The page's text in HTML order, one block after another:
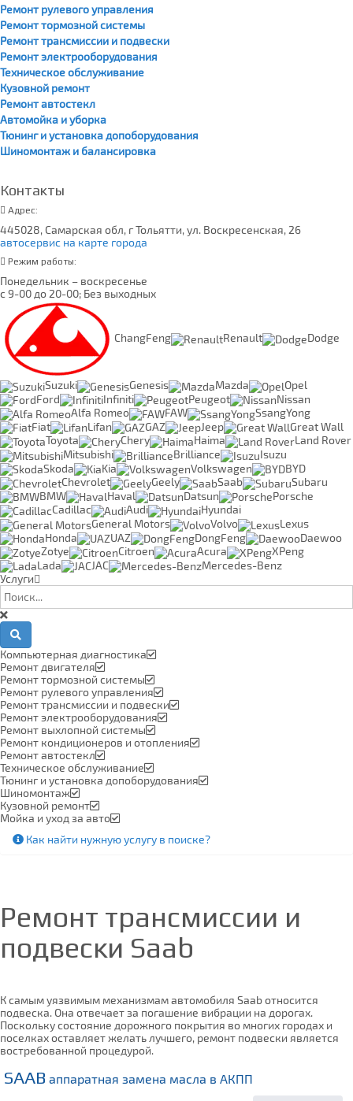
Ремонт рулевого управления
Ремонт тормозной системы
Ремонт трансмиссии и подвески
Ремонт электрооборудования
Техническое обслуживание
Кузовной ремонт
Ремонт автостекл
Автомойка и уборка
Тюнинг и установка допоборудования
Шиномонтаж и балансировка
Контакты
Адрес:
445028, Самарская обл, г Тольятти, ул. Воскресенская, 26
автосервис на карте города
Режим работы:
Понедельник – воскресенье
с 9-00 до 20-00; Без выходных
ChangFeng Renault Dodge
Suzuki Genesis Mazda
Opel
Ford
Infiniti Peugeot
Nissan
Alfa Romeo
FAW
SsangYong
Fiat
Lifan GAZ Jeep
Great Wall
Toyota
Chery Haima
Land Rover
Mitsubishi
Brilliance
Isuzu
Skoda
Kia Volkswagen
BYD
Chevrolet
Geely Saab
Subaru
BMW
Haval Datsun
Porsche
Cadillac
Audi
Hyundai
General Motors
Volvo
Lexus
Honda
UAZ DongFeng
Daewoo
Zotye
Citroen Acura
XPeng
Lada
JAC
Mercedes-Benz
Услуги
Компьютерная диагностика
Ремонт двигателя
Ремонт тормозной системы
Ремонт рулевого управления
Ремонт трансмиссии и подвески
Ремонт электрооборудования
Ремонт выхлопной системы
Ремонт кондиционеров и отопления
Ремонт автостекл
Техническое обслуживание
Тюнинг и установка допоборудования
Шиномонтаж
Кузовной ремонт
Мойка и уход за авто
Как найти нужную услугу в поиске?
Ремонт трансмиссии и
подвески Saab
К самым уязвимым механизмам автомобиля Saab относится
подвеска. Она отвечает за погашение вибрации на дорогах.
Поскольку состояние дорожного покрытия во многих городах и
поселках оставляет желать лучшего, ремонт подвески является
востребованной процедурой.
SAAB аппаратная замена масла в АКПП